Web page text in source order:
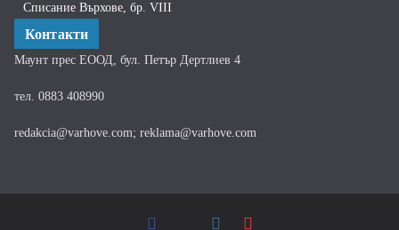
Списание Върхове, бр. VIII
Контакти
Маунт прес ЕООД, бул. Петър Дертлиев 4
тел. 0883 408990
redakcia@varhove.com; reklama@varhove.com